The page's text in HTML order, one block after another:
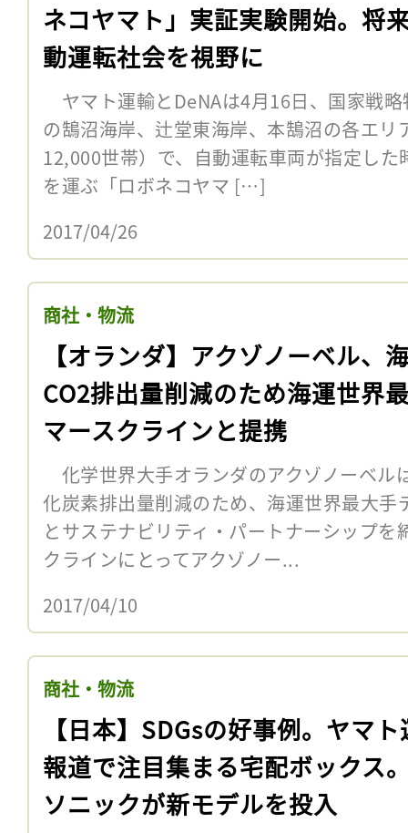
ネコヤマト」実証実験開始。将
動運転社会を視野に
ヤマト運輸とDeNAは4月16日、国家戦
の鵠沼海岸、辻堂東海岸、本鵠沼の各エリ
12,000世帯）で、自動運転車両が指定し
を運ぶ「ロボネコヤマ […]
2017/04/26
商社・物流
【オランダ】アクゾノーベル、
CO2排出量削減のため海運世界
マースクラインと提携
化学世界大手オランダのアクゾノーベル
化炭素排出量削減のため、海運世界最大手
とサステナビリティ・パートナーシップ
クラインにとってアクゾノー...
2017/04/10
商社・物流
【日本】SDGsの好事例。ヤマ
報道で注目集まる宅配ボックス
ソニックが新モデルを投入